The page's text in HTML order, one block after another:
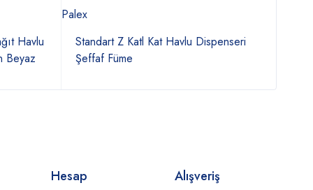
Havlu
Beyaz
Palex
Standart Z Katl Kat Havlu Dispenseri
Şeffaf Füme
Hesap Alışveriş